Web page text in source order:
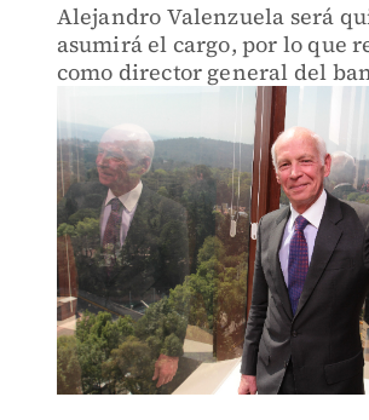
Alejandro Valenzuela será
asumirá el cargo, por lo que
como director general del